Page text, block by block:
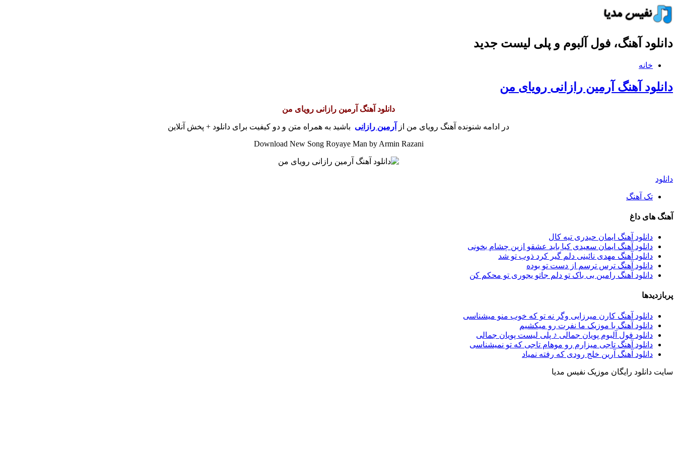
دانلود آهنگ، فول آلبوم و پلی لیست جدید
خانه
دانلود آهنگ آرمین رازانی رویای من
دانلود آهنگ آرمین رازانی رویای من
در ادامه شنونده آهنگ رویای من از آرمین رازانی باشید به همراه متن و دو کیفیت برای دانلود + پخش آنلاین
Download New Song Royaye Man by Armin Razani
دانلود
تک آهنگ
آهنگ های داغ
دانلود آهنگ ایمان حیدری تیه کال
دانلود آهنگ ایمان سعیدی کیا باید عشقو ازین چشام بخونی
دانلود آهنگ مهدی نائینی دلم گیر کرد ذوب تو شد
دانلود آهنگ ترس ترسم از دست تو بوده
دانلود آهنگ رامین بی باک تو دلم جاتو یجوری تو محکم کن
پربازدیدها
دانلود آهنگ کارن میرزایی وگر نه تو که خوب منو میشناسی
دانلود آهنگ با موزیک ما نفرت رو میکشیم
دانلود فول آلبوم پویان جمالی ♪ پلی لیست پویان جمالی
دانلود آهنگ تاجی میزارم رو موهام تاجی که تو نمیشناسی
دانلود آهنگ آرین خلج رودی که رفته نمیاد
سایت دانلود رایگان موزیک نفیس مدیا